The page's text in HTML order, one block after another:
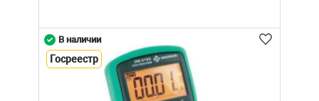
В наличии
Госреестр